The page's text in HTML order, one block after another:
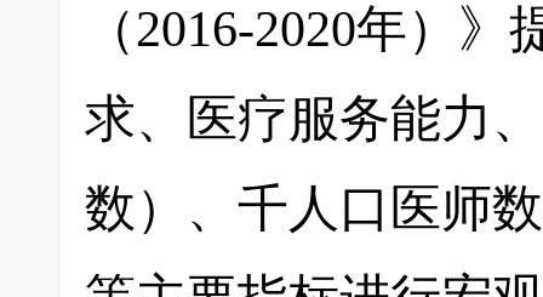
（2016-2020年）
求、医疗服务能力
数）、千人口医师